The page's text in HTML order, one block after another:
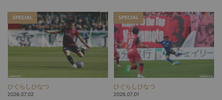
ディ・ガルシア劇場の裏側
SPECIAL
ひぐらしひなつ
2026.07.02
SPECIAL
ひぐらしひなつ
2026.07.01